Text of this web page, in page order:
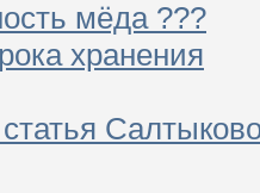
мёда ???
хранения